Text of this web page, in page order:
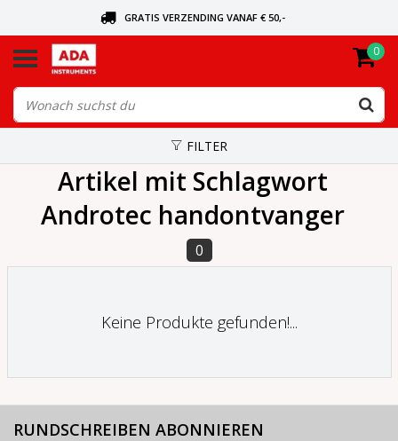
GRATIS VERZENDING VANAF € 50,-
VANDAAG BESTELD, VANDAAG VERZONDEN
0
FILTER
Artikel mit Schlagwort
Androtec handontvanger
0
Keine Produkte gefunden!...
RUNDSCHREIBEN ABONNIEREN